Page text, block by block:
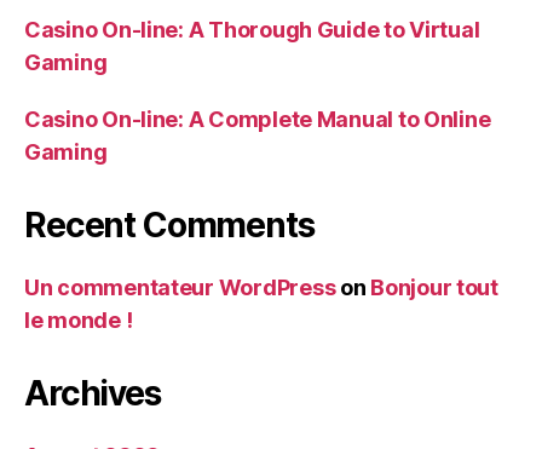
Casino On-line: A Thorough Guide to Virtual
Gaming
Casino On-line: A Complete Manual to Online
Gaming
Recent Comments
Un commentateur WordPresson Bonjour tout
le monde !
Archives